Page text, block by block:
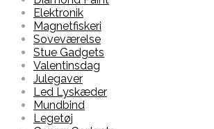
Elektronik
Magnetfiskeri
Soveværelse
Stue Gadgets
Valentinsdag
Julegaver
Led Lyskæder
Mundbind
Legetøj